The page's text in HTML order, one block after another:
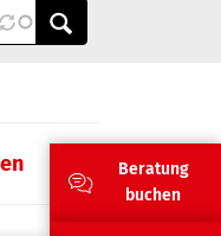
Beratung
buchen